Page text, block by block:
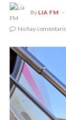
By LIA FM
No hay